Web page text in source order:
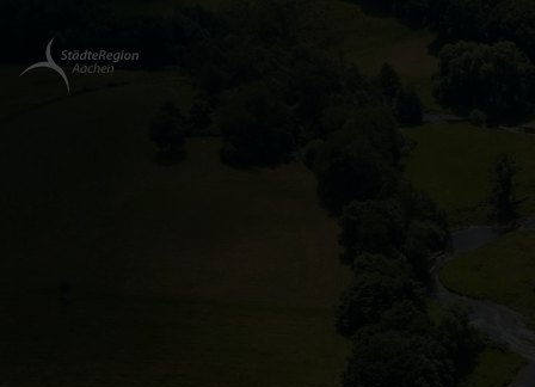
Zurück
zur
Startseite